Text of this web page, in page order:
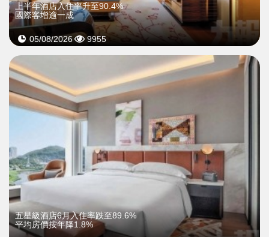
上半年酒店入住率升至90.4%
國際客增逾一成
05/08/2026 9955
五星級酒店6月入住率跌至89.6%
平均房價按年降1.8%